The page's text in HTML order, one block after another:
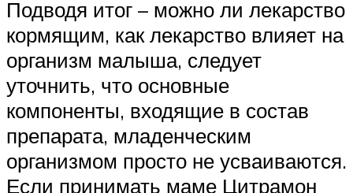
Подводя итог – можно ли лекарство
кормящим, как лекарство влияет на
организм малыша, следует
уточнить, что основные
компоненты, входящие в состав
препарата, младенческим
организмом просто не усваиваются.
Если принимать маме Цитрамон